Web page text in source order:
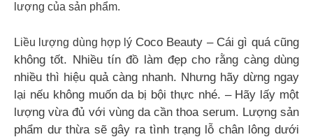
lượng của sản phẩm.
Liều lượng dùng hợp lý Coco Beauty – Cái gì quá cũng
không tốt. Nhiều tín đồ làm đẹp cho rằng càng dùng
nhiều thì hiệu quả càng nhanh. Nhưng hãy dừng ngay
lại nếu không muốn da bị bội thực nhé. – Hãy lấy một
lượng vừa đủ với vùng da cần thoa serum. Lượng sản
phẩm dư thừa sẽ gây ra tình trạng lỗ chân lông dưới